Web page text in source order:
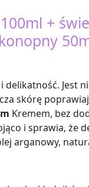
+
delikatność.
skórę
Kremem, bez
i sprawia, że
arganowy,